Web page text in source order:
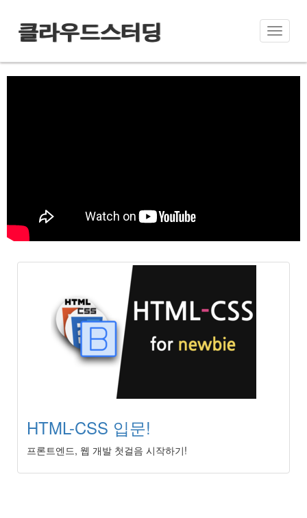
Toggle
클라우드스터딩
HTML-CSS 입문!
프론트엔드, 웹 개발 첫걸음 시작하기!